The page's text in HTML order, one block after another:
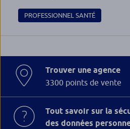
PROFESSIONNEL SANTÉ
Trouver une agence
3300 points de vente
Tout savoir sur la
des données